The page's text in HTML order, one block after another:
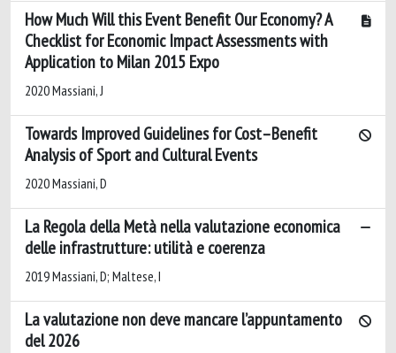
How Much Will this Event Benefit Our Economy? A
Checklist for Economic Impact Assessments with
Application to Milan 2015 Expo
2020 Massiani, J
Towards Improved Guidelines for Cost–Benefit
Analysis of Sport and Cultural Events
2020 Massiani, D
La Regola della Metà nella valutazione economica
delle infrastrutture: utilità e coerenza
2019 Massiani, D; Maltese, I
La valutazione non deve mancare l’appuntamento
del 2026